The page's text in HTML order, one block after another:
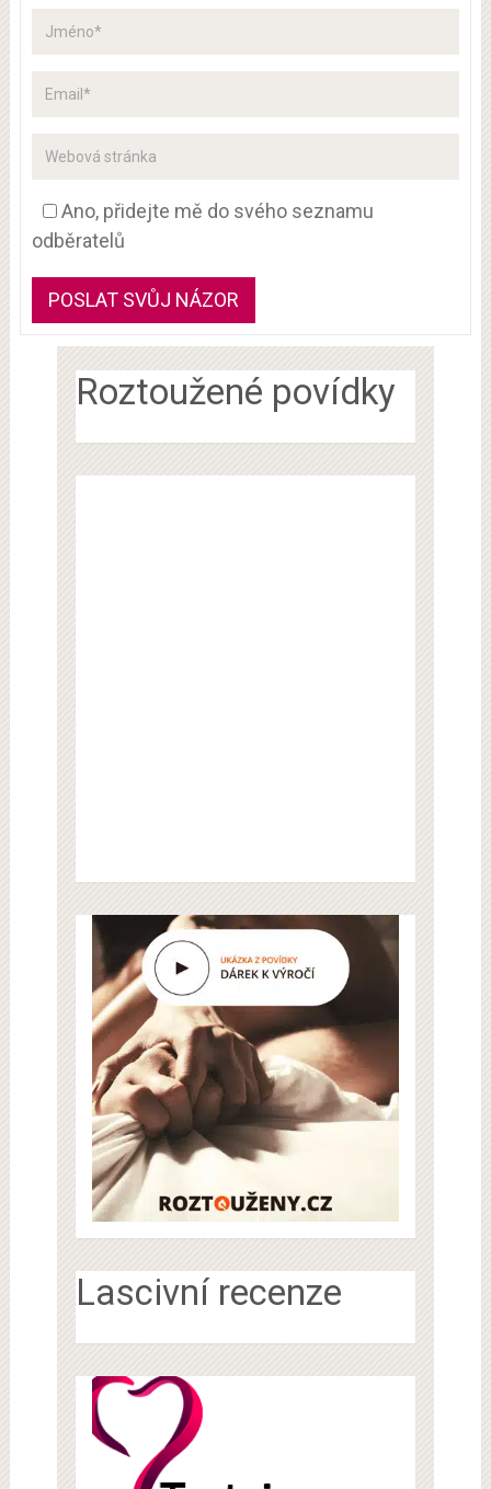
Ano, přidejte mě do svého seznamu
odběratelů
Roztoužené povídky
Lascivní recenze